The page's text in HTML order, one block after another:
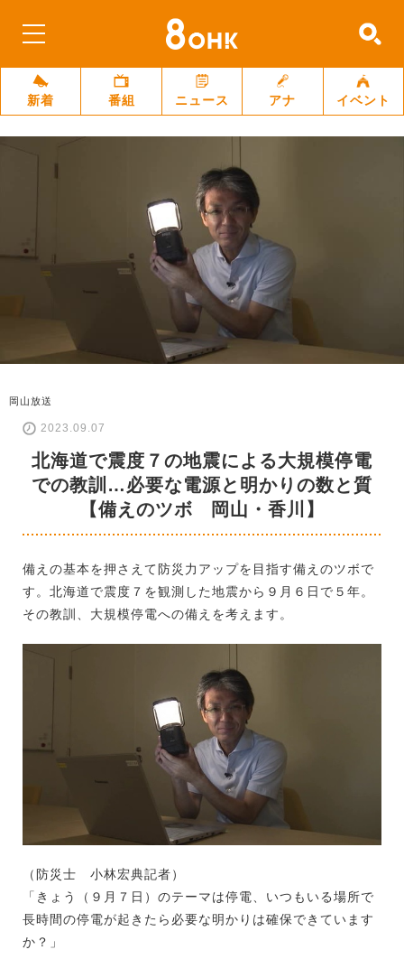
新着 番組 ニュース アナ イベント
岡山放送
2023.09.07
北海道で震度７の地震による大規模停電
での教訓…必要な電源と明かりの数と質
【備えのツボ 岡山・香川】
備えの基本を押さえて防災力アップを目指す備えのツボで
す。北海道で震度７を観測した地震から９月６日で５年。
その教訓、大規模停電への備えを考えます。
（防災士 小林宏典記者）
「きょう（９月７日）のテーマは停電、いつもいる場所で
長時間の停電が起きたら必要な明かりは確保できています
か？」